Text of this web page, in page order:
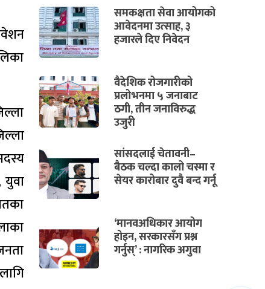
युवा
समकक्षता सेवा आयोगको
आवेदनमा उत्साह, ३
हजारले दिए निवेदन
वैदेशिक रोजगारीको
प्रलोभनमा ५ जनाबाट
ठगी, तीन जनाविरुद्ध
उजुरी
सांसदलाई चेतावनी–
बैठक चल्दा कालो चस्मा र
सेयर कारोबार दुवै बन्द गर्नू
‘मानवअधिकार आयोग
होइन, सरकारसँग प्रश्न
गर्नुस्’ : नागरिक अगुवा